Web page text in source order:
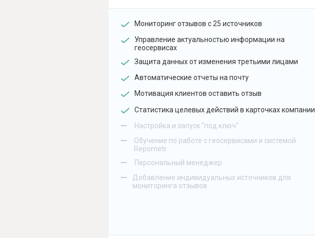
Мониторинг отзывов с 25 источников
Управление актуальностью информации на
геосервисах
Защита данных от изменения третьими лицами
Автоматические отчеты на почту
Мотивация клиентов оставить отзыв
Статистика целевых действий в карточках компании
– Настройка и запуск "под ключ"
–
Обучение по работе с геосервисами и системой
Repometr
– Персональный менеджер
–
Добавление индивидуальных источников для
мониторинга отзывов